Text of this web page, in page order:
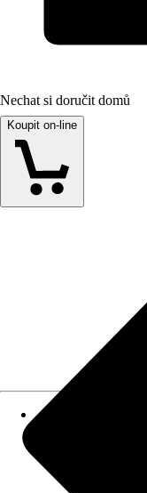
Nechat si doručit domů
Koupit on-line